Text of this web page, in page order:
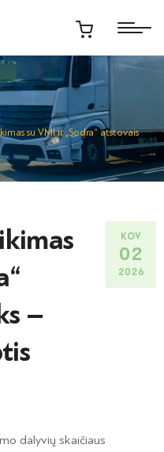
su VMI ir „Sodra“ atstovais
–
KOV
02
2026
dalyvių skaičiaus